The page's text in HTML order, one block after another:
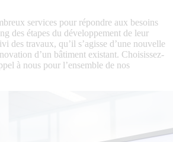
services pour répondre aux besoins
des étapes du développement de leur
des travaux, qu’il s’agisse d’une nouvelle
d’un bâtiment existant. Choisissez-
à nous pour l’ensemble de nos